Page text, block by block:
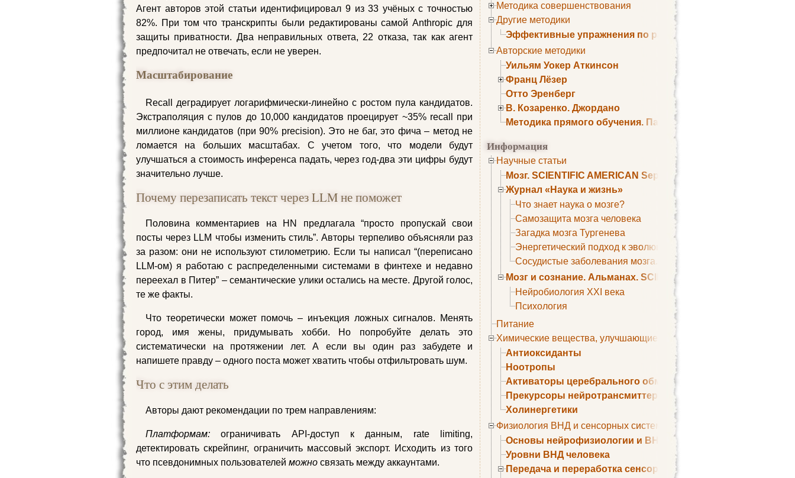
Методика совершенствования
Другие методики
Эффективные упражнения по развитию памяти
Авторские методики
Уильям Уокер Аткинсон
Франц Лёзер
Отто Эренберг
В. Козаренко. Джордано
Методика прямого обучения. Пауль Шелли
Информация
Научные статьи
Мозг. SCIENTIFIC AMERICAN September 1979
Журнал «Наука и жизнь»
Что знает наука о мозге?
Самозащита мозга человека
Загадка мозга Тургенева
Энергетический подход к эволюции мозга
Сосудистые заболевания мозга. Все может начаться с
Мозг и сознание. Альманах. SCIENTIFIC AMERICAN
Нейробиология XXI века
Психология
Питание
Химические вещества, улучшающие умственные способности
Антиоксиданты
Ноотропы
Активаторы церебрального обмена веществ
Прекурсоры нейротрансмиттеров
Холинергетики
Физиология ВНД и сенсорных систем
Основы нейрофизиологии и ВНД
Уровни ВНД человека
Передача и переработка сенсорных сигналов
Агент авторов этой статьи идентифицировал 9 из 33 учёных с точностью
82%. При том что транскрипты были редактированы самой Anthropic для
защиты приватности. Два неправильных ответа, 22 отказа, так как агент
предпочитал не отвечать, если не уверен.
Масштабирование
Recall деградирует логарифмически-линейно с ростом пула кандидатов.
Экстраполяция с пулов до 10,000 кандидатов проецирует ~35% recall при
миллионе кандидатов (при 90% precision). Это не баг, это фича – метод не
ломается на больших масштабах. С учетом того, что модели будут
улучшаться а стоимость инференса падать, через год-два эти цифры будут
значительно лучше.
Почему перезаписать текст через LLM не поможет
Половина комментариев на HN предлагала “просто пропускай свои
посты через LLM чтобы изменить стиль”. Авторы терпеливо объясняли раз
за разом: они не используют стилометрию. Если ты написал “(переписано
LLM-ом) я работаю с распределенными системами в финтехе и недавно
переехал в Питер” – семантические улики остались на месте. Другой голос,
те же факты.
Что теоретически может помочь – инъекция ложных сигналов. Менять
город, имя жены, придумывать хобби. Но попробуйте делать это
систематически на протяжении лет. А если вы один раз забудете и
напишете правду – одного поста может хватить чтобы отфильтровать шум.
Что с этим делать
Авторы дают рекомендации по трем направлениям:
Платформам: ограничивать API-доступ к данным, rate limiting,
детектировать скрейпинг, ограничить массовый экспорт. Исходить из того
что псевдонимных пользователей можно связать между аккаунтами.